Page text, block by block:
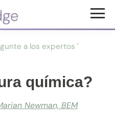
a los expertos '
química?
Newman, BEM